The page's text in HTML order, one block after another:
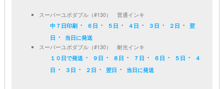
スーパーユポダブル（#130） 普通インキ
中７日印刷 ・ ６日 ・ ５日 ・ ４日 ・ ３日 ・ ２日 ・翌
日 ・
当日に発送
スーパーユポダブル（#130） 耐光インキ
１０日で発送 ・ ９日 ・ ８日 ・ ７日 ・ ６日 ・ ５日 ・
４
日 ・ ３日 ・ ２日 ・翌日 ・ 当日に発送